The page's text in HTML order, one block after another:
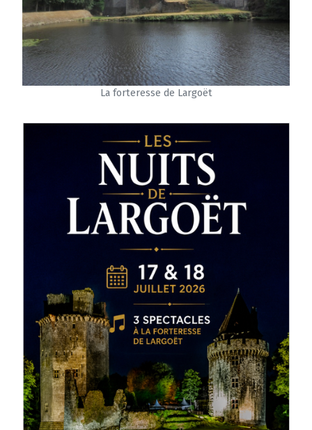
La forteresse de Largoët